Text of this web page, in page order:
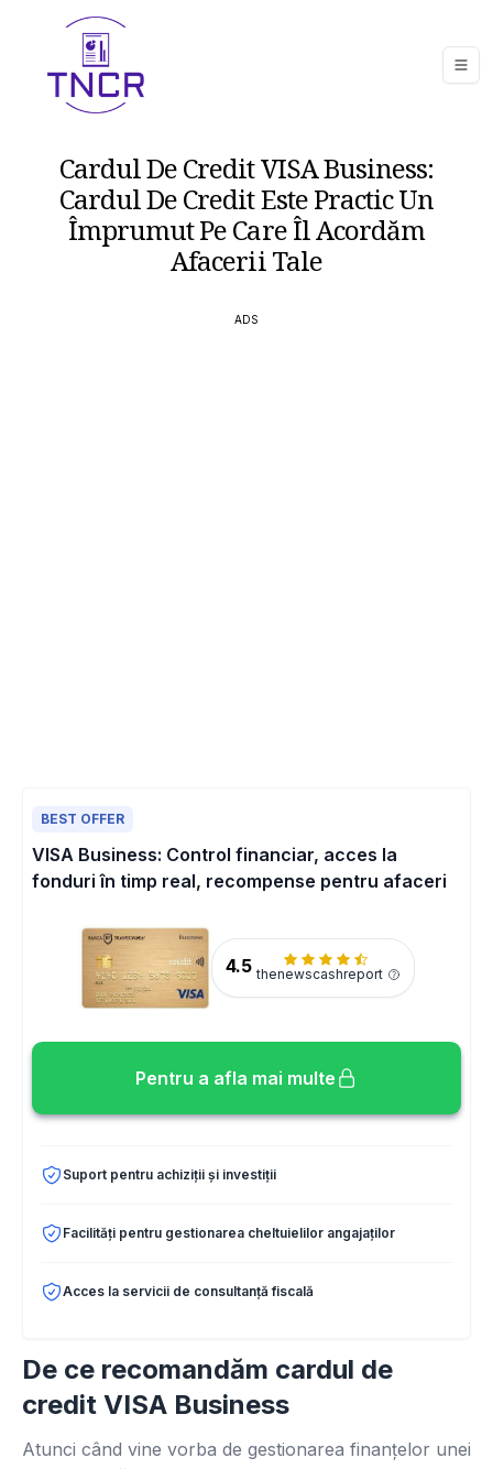
Cardul De Credit VISA Business:
Cardul De Credit Este Practic Un
Împrumut Pe Care Îl Acordăm
Afacerii Tale
ADS
BEST OFFER
VISA Business: Control financiar, acces la
fonduri în timp real, recompense pentru afaceri
4.5 thenewscashreport
Pentru a afla mai multe
Suport pentru achiziții și investiții
Facilități pentru gestionarea cheltuielilor angajaților
Acces la servicii de consultanță fiscală
De ce recomandăm cardul de
credit VISA Business
Atunci când vine vorba de gestionarea finanțelor unei